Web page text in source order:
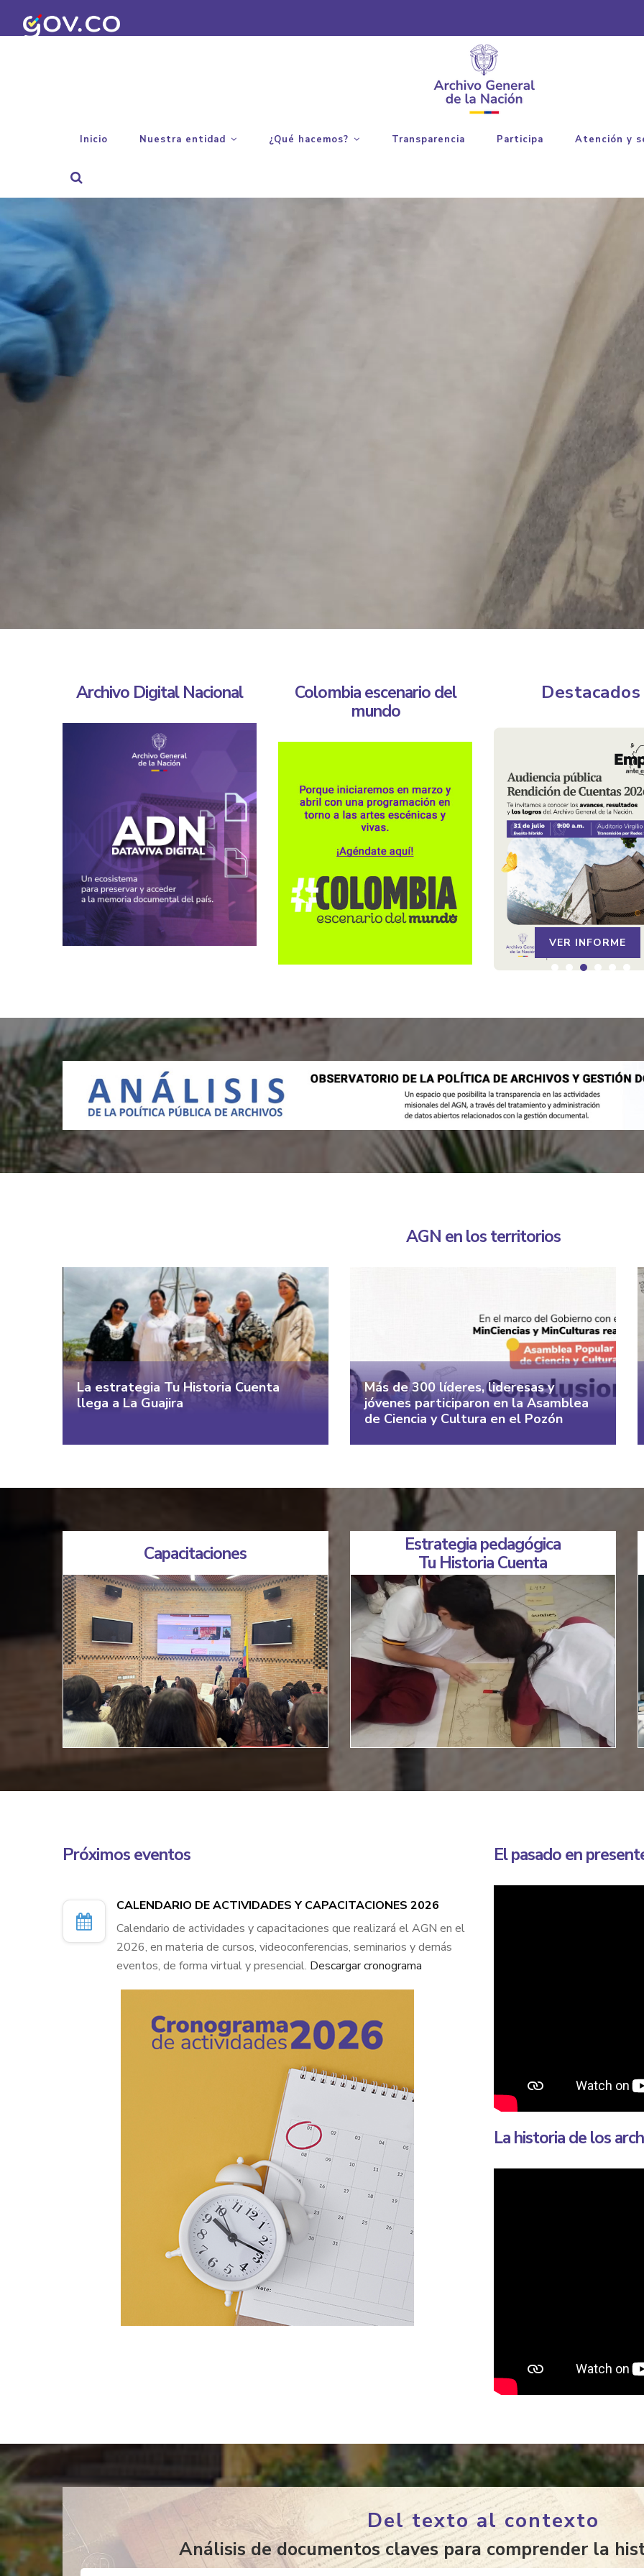
MAIN
Inicio Nuestra entidad ¿Qué hacemos? Transparencia Participa Atención y
Archivo Digital Nacional
Colombia escenario del
mundo
Destacados
AGN en los territorios
La estrategia Tu Historia Cuenta
llega a La Guajira
Más de 300 líderes, lideresas y
jóvenes participaron en la Asamblea
de Ciencia y Cultura en el Pozón
Capacitaciones
Estrategia pedagógica
Tu Historia Cuenta
Próximos eventos
CALENDARIO DE ACTIVIDADES Y CAPACITACIONES 2026
Calendario de actividades y capacitaciones que realizará el AGN en el
2026, en materia de cursos, videoconferencias, seminarios y demás
eventos, de forma virtual y presencial. Descargar cronograma
El pasado en
La historia de los
Del texto al contexto
Análisis de documentos claves para comprender la